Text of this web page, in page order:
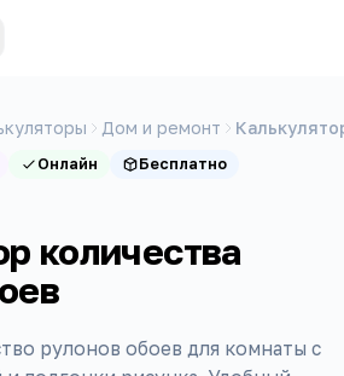
Дом и ремонт
Онлайн
Бесплатно
количества
рулонов обоев для комнаты с